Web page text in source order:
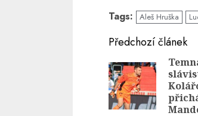
Tags: Aleš Hruška
Continue
Reading
Předchozí článek